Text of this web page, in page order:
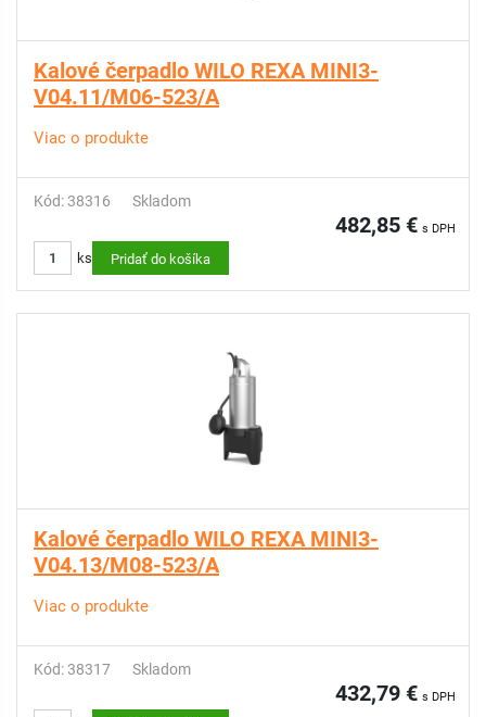
Kalové čerpadlo WILO REXA MINI3-
V04.11/M06-523/A
Viac o produkte
Kód: 38316 Skladom
482,85 € s DPH
ks Pridať do košíka
Kalové čerpadlo WILO REXA MINI3-
V04.13/M08-523/A
Viac o produkte
Kód: 38317 Skladom
432,79 € s DPH